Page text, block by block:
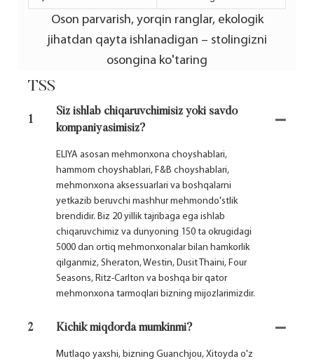
Oson parvarish, yorqin ranglar, ekologik
jihatdan qayta ishlanadigan – stolingizni
osongina ko'taring
TSS
1
Siz ishlab chiqaruvchimisiz yoki savdo
kompaniyasimisiz?
ELIYA asosan mehmonxona choyshablari,
hammom choyshablari, F&B choyshablari,
mehmonxona aksessuarlari va boshqalarni
yetkazib beruvchi mashhur mehmondo'stlik
brendidir. Biz 20 yillik tajribaga ega ishlab
chiqaruvchimiz va dunyoning 150 ta okrugidagi
5000 dan ortiq mehmonxonalar bilan hamkorlik
qilganmiz, Sheraton, Westin, Dusit Thaini, Four
Seasons, Ritz-Carlton va boshqa bir qator
mehmonxona tarmoqlari bizning mijozlarimizdir.
2 Kichik miqdorda mumkinmi?
Mutlaqo yaxshi, bizning Guanchjou, Xitoyda o'z